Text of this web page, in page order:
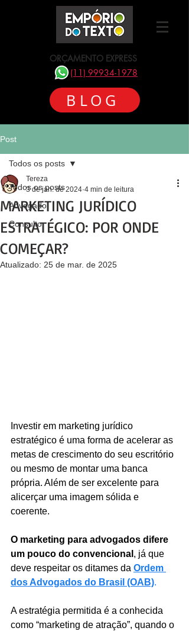
ORÇAMENTO EXPRESS
(11) 99934-1978
BLOG
Post
Todos os posts
Advogado
Consultor
Todos os posts
MARKETING JURÍDICO
ESTRATÉGICO: POR ONDE
COMEÇAR?
Tereza
3 de jan. de 2024 4 min de leitura
Atualizado: 25 de mar. de 2025
Investir em marketing jurídico
estratégico é uma forma de acelerar as
metas de crescimento do seu escritório
ou mesmo de montar uma banca
própria. Além de ser excelente para
alicerçar uma imagem sólida e
coerente.
O marketing para advogados difere
um pouco do convencional , já que
deve respeitar os ditames da Ordem
dos Advogados do Brasil (OAB).
A estratégia permitida é a conhecida
como “marketing de atração”, quando o